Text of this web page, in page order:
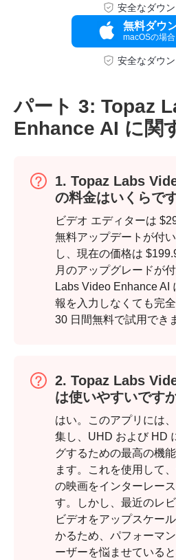
安全なダウ
無料ダウ
macOSの場合
安全なダウ
パート 3: Topaz
Enhance AI に関
1. Topaz Labs
の料金はいくらで
ビデオ エディターは
無料アップデートが付
し、現在の価格は
月のアップグレードが
Labs Video Enhance AI
報を入力しなくても完
30 日間無料で試用でき
2. Topaz Labs
は使いやすいです
はい。このアプリには
集し、UHD および HD
グするための最高の機
ます。これを使用して
の映画をインターレー
す。しかし、最近のレ
ビデオをアップスケー
かるため、パフォーマ
ーザーを悩ませている